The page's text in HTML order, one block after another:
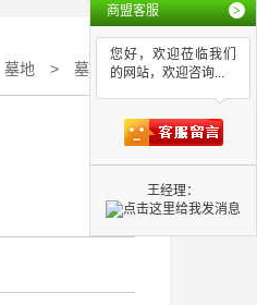
墓地 > 墓地咨询
商盟客服 >
您好，欢迎莅临我们
的网站，欢迎咨询...
王经理：